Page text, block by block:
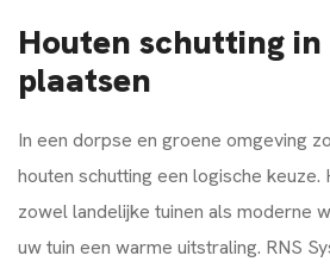
Houten schutting
plaatsen
In een dorpse en groene omgeving
houten schutting een logische keuze.
zowel landelijke tuinen als moderne
uw tuin een warme uitstraling. RNS